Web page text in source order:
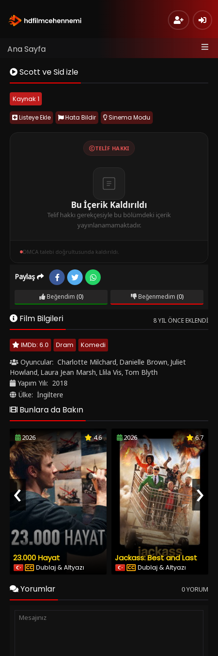
Ana Sayfa
Scott ve Sid izle
Kaynak 1
Listeye Ekle Hata Bildir Sinema Modu
TELIF HAKKI
Bu İçerik Kaldırıldı
Telif hakkı gerekçesiyle bu bölümdeki içerik
yayınlanamamaktadır.
DMCA talebi doğrultusunda kaldırıldı.
Paylaş
Beğendim (0) Beğenmedim (0)
Film Bilgileri 8 YIL ÖNCE EKLENDI
IMDb: 6.0 Dram
Komedi
Oyuncular: Charlotte Milchard, Danielle Brown, Juliet
Howland, Laura Jean Marsh, Llila Vis, Tom Blyth
Yapım Yılı: 2018
Ülke: İngiltere
Bunlara da Bakın
2026 4.6
23.000 Hayat
Dublaj & Altyazı
2026 6.7
Jackass: Best and Last
Dublaj & Altyazı
‹ ›
Yorumlar 0 YORUM